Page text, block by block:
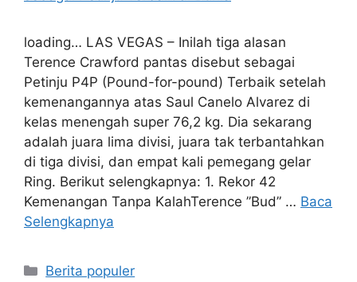
loading… LAS VEGAS – Inilah tiga alasan
Terence Crawford pantas disebut sebagai
Petinju P4P (Pound-for-pound) Terbaik setelah
kemenangannya atas Saul Canelo Alvarez di
kelas menengah super 76,2 kg. Dia sekarang
adalah juara lima divisi, juara tak terbantahkan
di tiga divisi, dan empat kali pemegang gelar
Ring. Berikut selengkapnya: 1. Rekor 42
Kemenangan Tanpa KalahTerence ”Bud” … Baca
Selengkapnya
Kategori
Berita populer